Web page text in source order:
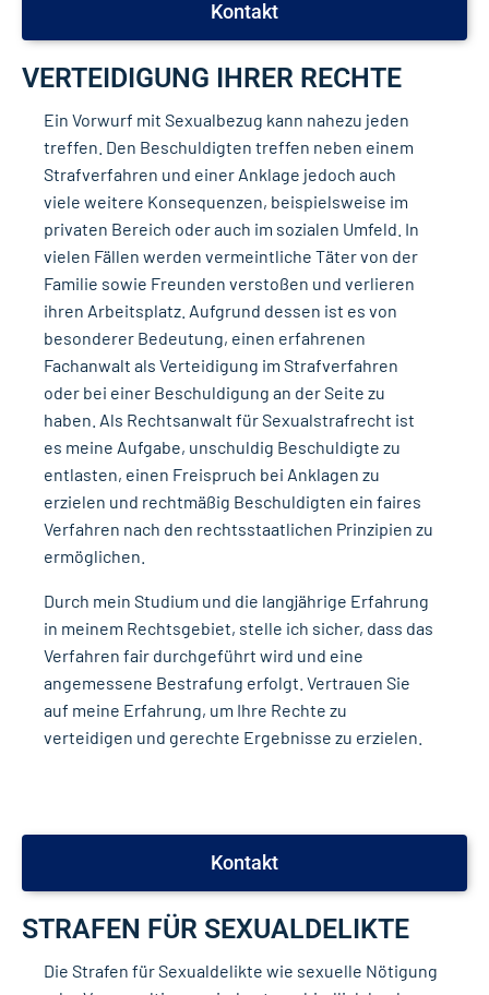
Kontakt
VERTEIDIGUNG IHRER RECHTE
Ein Vorwurf mit Sexualbezug kann nahezu jeden
treffen. Den Beschuldigten treffen neben einem
Strafverfahren und einer Anklage jedoch auch
viele weitere Konsequenzen, beispielsweise im
privaten Bereich oder auch im sozialen Umfeld. In
vielen Fällen werden vermeintliche Täter von der
Familie sowie Freunden verstoßen und verlieren
ihren Arbeitsplatz. Aufgrund dessen ist es von
besonderer Bedeutung, einen erfahrenen
Fachanwalt als Verteidigung im Strafverfahren
oder bei einer Beschuldigung an der Seite zu
haben. Als Rechtsanwalt für Sexualstrafrecht ist
es meine Aufgabe, unschuldig Beschuldigte zu
entlasten, einen Freispruch bei Anklagen zu
erzielen und rechtmäßig Beschuldigten ein faires
Verfahren nach den rechtsstaatlichen Prinzipien zu
ermöglichen.
Durch mein Studium und die langjährige Erfahrung
in meinem Rechtsgebiet, stelle ich sicher, dass das
Verfahren fair durchgeführt wird und eine
angemessene Bestrafung erfolgt. Vertrauen Sie
auf meine Erfahrung, um Ihre Rechte zu
verteidigen und gerechte Ergebnisse zu erzielen.
Kontakt
STRAFEN FÜR SEXUALDELIKTE
Die Strafen für Sexualdelikte wie sexuelle Nötigung